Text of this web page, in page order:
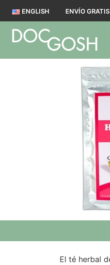
ENGLISH ENVÍO GRATIS
El té herbal